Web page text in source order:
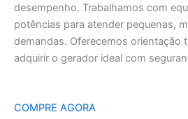
desempenho. Trabalhamos com
potências para atender pequenas,
demandas. Oferecemos orientação
adquirir o gerador ideal com
COMPRE AGORA